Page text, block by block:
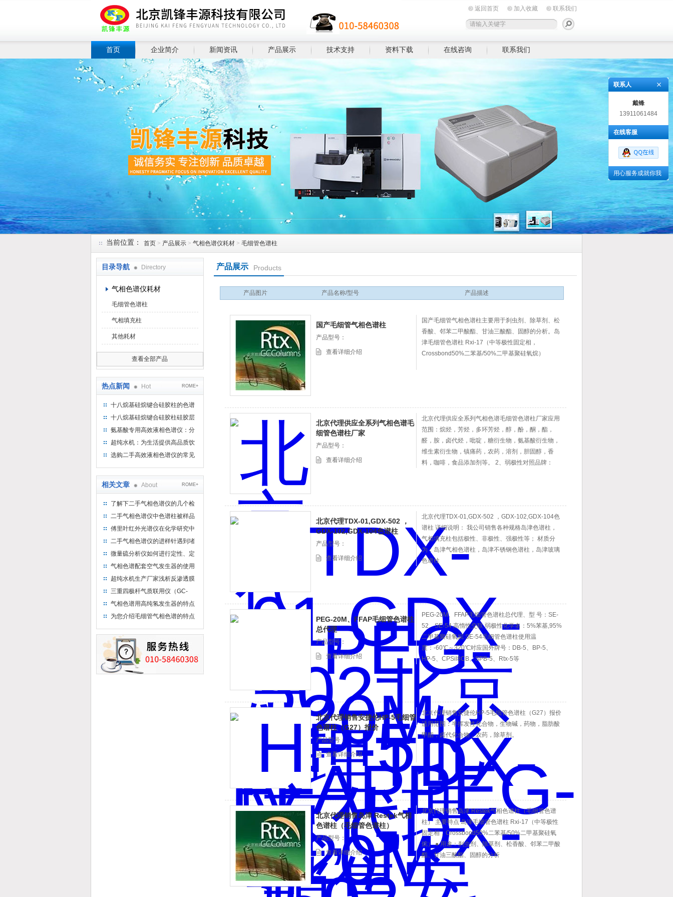
返回首页 加入收藏 联系我们
首页 企业简介 新闻资讯 产品展示 技术支持 资料下载 在线咨询 联系我们
当前位置： 首页 > 产品展示 > 气相色谱仪耗材 > 毛细管色谱柱
目录导航 Directory
气相色谱仪耗材
毛细管色谱柱
气相填充柱
其他耗材
查看全部产品
热点新闻 Hot ROME+
十八烷基硅烷键合硅胶柱的色谱
方法浅述
十八烷基硅烷键合硅胶柱硅胶层
析时如何装柱
氨基酸专用高效液相色谱仪：分
析氨基酸的仪器
超纯水机：为生活提供高品质饮
用水
选购二手高效液相色谱仪的常见
相关文章 About ROME+
了解下二手气相色谱仪的几个检
查项目
二手气相色谱仪中色谱柱被样品
或者杂质污染该如何紧急应对？
傅里叶红外光谱仪在化学研究中
的应用
二手气相色谱仪的进样针遇到堵
塞、质量较差该如何解决？
微量硫分析仪如何进行定性、定
量分析
气相色谱配套空气发生器的使用
方法
超纯水机生产厂家浅析反渗透膜
的化学清洗
三重四极杆气质联用仪（GC-
MS）的系统特点有哪些
气相色谱用高纯氢发生器的特点
分享
为您介绍毛细管气相色谱的特点
产品展示 Products
产品图片 产品名称/型号 产品描述
国产毛细管气相色谱柱
产品型号：
查看详细介绍
国产毛细管气相色谱柱主要用于刹虫剂、除草剂、松
香酸、邻苯二甲酸酯、甘油三酸酯、固醇的分析。岛
津毛细管色谱柱 Rxi-17（中等极性固定相，
Crossbond50%二苯基/50%二甲基聚硅氧烷）
北京代理供应全系列气相色谱毛
细管色谱柱厂家
产品型号：
查看详细介绍
北京代理供应全系列气相色谱毛细管色谱柱厂家应用
范围：烷烃，芳烃，多环芳烃，醇，酚，酮，酯，
醛，胺，卤代烃，吡啶，糖衍生物，氨基酸衍生物，
维生素衍生物，镇痛药，农药，溶剂，胆固醇，香
料，咖啡，食品添加剂等。 2、弱极性对照品牌：
北京代理TDX-01,GDX-502 ，
GDX-102,GDX-104色谱柱
产品型号：
查看详细介绍
北京代理TDX-01,GDX-502 ，GDX-102,GDX-104色
谱柱 详细说明： 我公司销售各种规格岛津色谱柱，
气相填充柱包括极性、非极性、强极性等； 材质分
为：岛津气相色谱柱，岛津不锈钢色谱柱，岛津玻璃
色谱柱
PEG-20M、FFAP毛细管色谱柱
总代理
产品型号：
查看详细介绍
PEG-20M、FFAP毛细管色谱柱总代理、型 号：SE-
52、SE-54 高惰性交联 弱极性化学名：5%苯基,95%
二甲基聚硅氧烷 SE-54毛细管色谱柱使用温
度：-60℃～320℃对应国外牌号：DB-5、BP-5、
HP-5、CPSil8CB、SPB-5、Rtx-5等
北京代理销售安捷伦HP-5毛细管
色谱柱（G27）报价
产品型号：
查看详细介绍
北京代理销售安捷伦HP-5毛细管色谱柱（G27）报价
适用范围：半挥发性化合物，生物碱，药物，脂肪酸
甲酯，卤代化合物，农药，除草剂。
北京代理销售岛津 Restek气相
色谱柱（毛细管色谱柱）
产品型号：
查看详细介绍
北京代理销售岛津 Restek气相色谱柱（毛细管色谱
柱） 主要特点 岛津毛细管色谱柱 Rxi-17（中等极性
固定相，Crossbond50%二苯基/50%二甲基聚硅氧
烷） ● 用途：刹虫剂、除草剂、松香酸、邻苯二甲酸
酯、甘油三酸酯、固醇的分析
联系人
戴锋
13911061484
在线客服
用心服务成就你我